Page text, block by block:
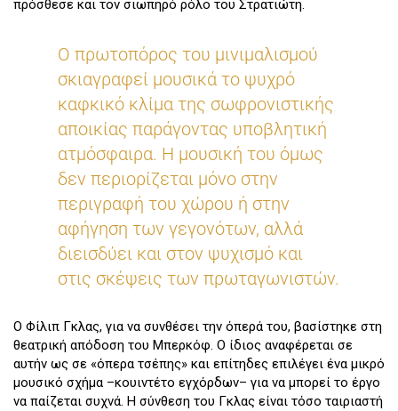
πρόσθεσε και τον σιωπηρό ρόλο του Στρατιώτη.
Ο πρωτοπόρος του μινιμαλισμού
σκιαγραφεί μουσικά το ψυχρό
καφκικό κλίμα της σωφρονιστικής
αποικίας παράγοντας υποβλητική
ατμόσφαιρα. Η μουσική του όμως
δεν περιορίζεται μόνο στην
περιγραφή του χώρου ή στην
αφήγηση των γεγονότων, αλλά
διεισδύει και στον ψυχισμό και
στις σκέψεις των πρωταγωνιστών.
Ο Φίλιπ Γκλας, για να συνθέσει την όπερά του, βασίστηκε στη
θεατρική απόδοση του Μπερκόφ. Ο ίδιος αναφέρεται σε
αυτήν ως σε «όπερα τσέπης» και επίτηδες επιλέγει ένα μικρό
μουσικό σχήμα –κουιντέτο εγχόρδων– για να μπορεί το έργο
να παίζεται συχνά. Η σύνθεση του Γκλας είναι τόσο ταιριαστή